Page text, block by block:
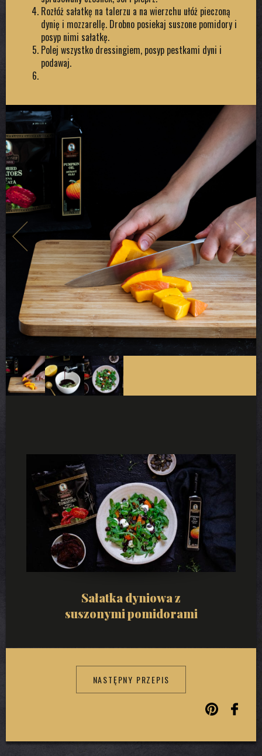
Rozłóż sałatkę na talerzu a na wierzchu ułóż pieczoną
dynię i mozzarellę. Drobno posiekaj suszone pomidory i
posyp nimi sałatkę.
Polej wszystko dressingiem, posyp pestkami dyni i
podawaj.
Sałatka dyniowa z
suszonymi pomidorami
NASTĘPNY PRZEPIS